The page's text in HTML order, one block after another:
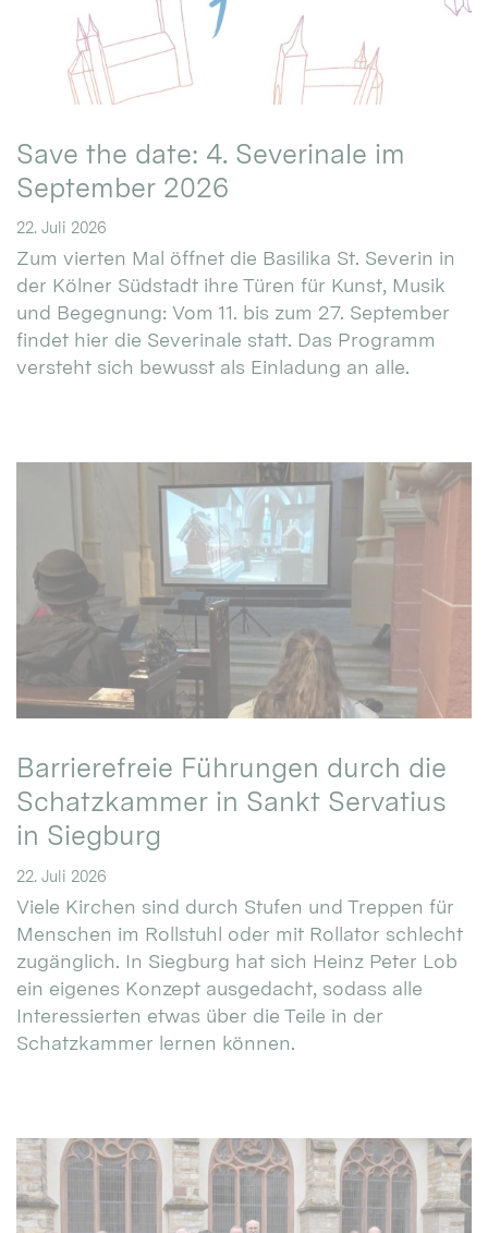
Save the date: 4. Severinale im
September 2026
22. Juli 2026
Zum vierten Mal öffnet die Basilika St. Severin in
der Kölner Südstadt ihre Türen für Kunst, Musik
und Begegnung: Vom 11. bis zum 27. September
findet hier die Severinale statt. Das Programm
versteht sich bewusst als Einladung an alle.
Barrierefreie Führungen durch die
Schatzkammer in Sankt Servatius
in Siegburg
22. Juli 2026
Viele Kirchen sind durch Stufen und Treppen für
Menschen im Rollstuhl oder mit Rollator schlecht
zugänglich. In Siegburg hat sich Heinz Peter Lob
ein eigenes Konzept ausgedacht, sodass alle
Interessierten etwas über die Teile in der
Schatzkammer lernen können.